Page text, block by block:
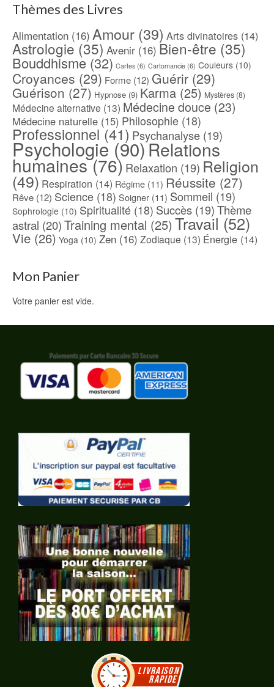
Thèmes des Livres
Alimentation (16) Amour (39) Arts divinatoires (14)
Astrologie (35) Avenir (16) Bien-être (35)
Bouddhisme (32) Cartes (6) Cartomancie (6) Couleurs (10)
Croyances (29) Forme (12) Guérir (29)
Guérison (27) Hypnose (9) Karma (25) Mystères (8)
Médecine alternative (13) Médecine douce (23)
Médecine naturelle (15) Philosophie (18)
Professionnel(41) Psychanalyse (19)
Psychologie(90) Relations
humaines(76) Relaxation (19) Religion
(49) Respiration (14) Régime (11) Réussite (27)
Rêve (12) Science (18) Soigner (11) Sommeil (19)
Sophrologie (10) Spiritualité (18) Succès (19)Thème
astral (20)Training mental (25) Travail (52)
Vie (26) Yoga (10) Zen (16) Zodiaque (13) Énergie (14)
Mon Panier
Votre panier est vide.